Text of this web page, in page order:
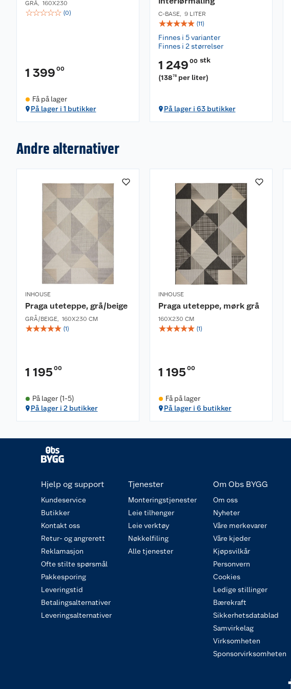
GRÅ, 160X230
☆☆☆☆☆ (0)
1 399 00
Få på lager
På lager i 1 butikker
C-BASE, 9 LITER
☆☆☆☆☆ (11)
Finnes i 5 varianter
Finnes i 2 størrelser
1 249 00 stk
(13878 per liter)
På lager i 63 butikker
Andre alternativer
INHOUSE
Praga uteteppe, grå/beige
GRÅ/BEIGE, 160X230 CM
☆☆☆☆☆ (1)
1 195 00
På lager (1-5)
På lager i 2 butikker
INHOUSE
Praga uteteppe, mørk grå
160X230 CM
☆☆☆☆☆ (1)
1 195 00
Få på lager
På lager i 6 butikker
Hjelp og support
Kundeservice
Butikker
Kontakt oss
Retur- og angrerett
Reklamasjon
Ofte stilte spørsmål
Pakkesporing
Leveringstid
Betalingsalternativer
Leveringsalternativer
Tjenester
Monteringstjenester
Leie tilhenger
Leie verktøy
Nøkkelfiling
Alle tjenester
Om Obs BYGG
Om oss
Nyheter
Våre merkevarer
Våre kjeder
Kjøpsvilkår
Personvern
Cookies
Ledige stillinger
Bærekraft
Sikkerhetsdatablad
Samvirkelag
Virksomheten
Sponsorvirksomheten